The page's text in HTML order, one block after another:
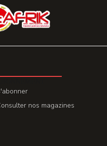
nos magazines